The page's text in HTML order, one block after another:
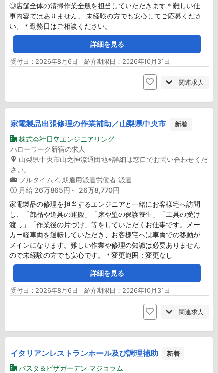
◎店舗全体の清掃作業全般を担当していただきます＊難しい仕
事内容ではありません。 未経験の方でも安心してご応募くださ
い。＊勤務日はご相談ください。
詳細を見る
受付日：2026年8月6日 紹介期限日：2026年10月31日
関連求人
家電製品出張修理の作業補助／山梨県中央市 新着
株式会社日立エンジニアリング
ハローワーク新宿の求人
山梨県中央市山之神流通団地※詳細は窓口でお問い合わせくだ
さい。
フルタイム 有期雇用派遣労働者 派遣
月給 26万865円～ 26万8,770円
家電製品の修理を担当するエンジニアと一緒にお客様宅へ訪問
し、「部品や道具の運搬」「床や壁の保護養生」「工具の受け
渡し」「作業後の片づけ」等をしていただくお仕事です。メー
カー軽車両を運転していただき、お客様宅へは車両での移動が
メインになります。難しい作業や修理の知識は必要ありません
ので未経験の方でも安心です。＊変更範囲：変更なし
詳細を見る
受付日：2026年8月6日 紹介期限日：2026年10月31日
関連求人
イタリアンレストランホール及び調理補助 新着
パスタ＆ピザガーデン マジョラム